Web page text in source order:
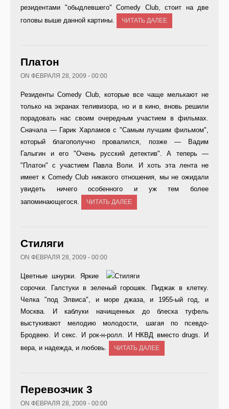
резидентами "обыдлевшего" Comedy Club, стоит на две
головы выше данной картины.
ЧИТАТЬ ДАЛЕЕ
Платон
ON ФЕВРАЛЯ 28, 2009 - 00:00
Резиденты Comedy Club, которые все чаще мелькают не
только на экранах теливизора, но и в кино, вновь решили
порадовать нас своим очередным участием в фильмах.
Сначала — Гарик Харламов с "Самым лучшим фильмом",
который благополучно провалился, позже — Вадим
Галыгин и его "Очень русский детектив". А теперь —
"Платон" с участием Павла Воли. И хоть эта лента не
имеет к Comedy Club никакого отношения, мы не ожидали
увидеть ничего особенного и уж тем более
запоминающегося.
ЧИТАТЬ ДАЛЕЕ
Стиляги
ON ФЕВРАЛЯ 28, 2009 - 00:00
Цветные шнурки. Яркие
сорочки. Галстуки в зеленый горошек. Пиджак в клетку.
Челка "под Элвиса", и море джаза, и 1955-ый год, и
Москва. И каблуки начищенных до блеска туфель
выстукивают мелодию молодости, шагая по псевдо-
Бродвею. И секс. И рок-н-ролл. И НКВД вместо drugs. И
вера, и надежда, и любовь.
ЧИТАТЬ ДАЛЕЕ
Перевозчик 3
ON ФЕВРАЛЯ 28, 2009 - 00:00